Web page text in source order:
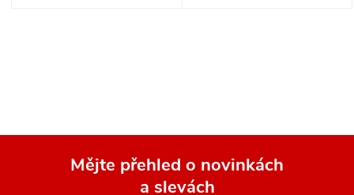
Mějte přehled o novinkách
a slevách